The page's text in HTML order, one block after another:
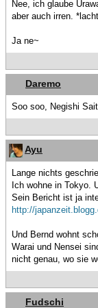
Nee, ich glaube
aber auch irren.
Ja ne~
Daremo
Soo soo, Negishi
Ayu
Lange nichts
Ich wohne in Tokyo.
Sein Bericht ist ja
http://
Und Bernd wohnt
Warai und Nensei
nicht genau, wo sie
Fudschi